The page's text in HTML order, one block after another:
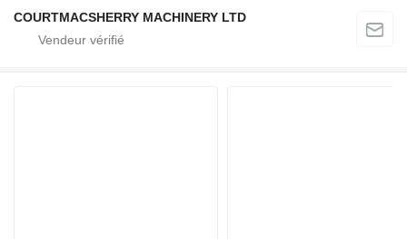
COURTMACSHERRY MACHINERY LTD